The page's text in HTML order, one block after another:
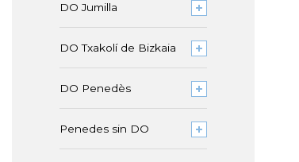
DO Jumilla
DO Txakolí de Bizkaia
DO Penedès
Penedes sin DO